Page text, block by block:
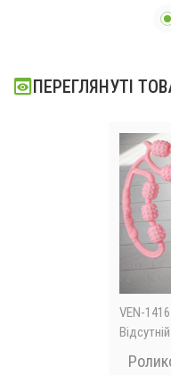
ПЕРЕГЛЯНУТІ
VEN-1416
Відсутній